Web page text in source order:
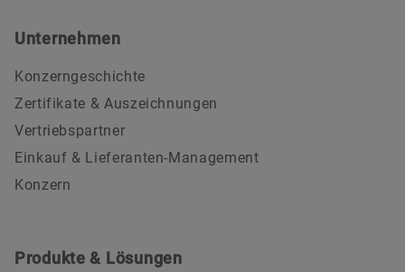
Unternehmen
Konzerngeschichte
Zertifikate & Auszeichnungen
Vertriebspartner
Einkauf & Lieferanten-Management
Konzern
Produkte & Lösungen